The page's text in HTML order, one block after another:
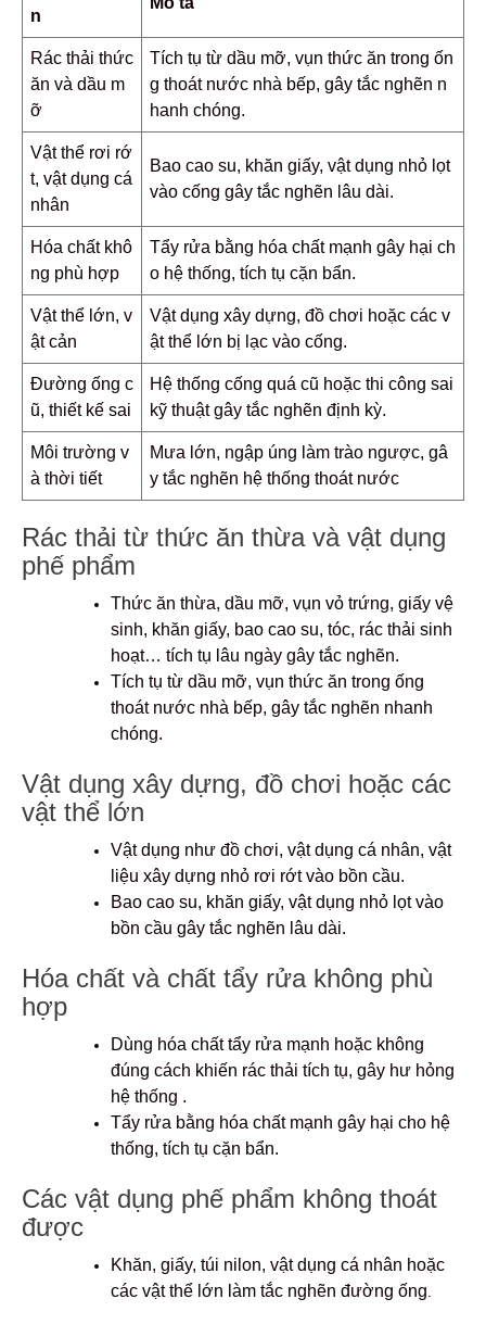
n
Rác thải thức
ăn và dầu m
ỡ
Tích tụ từ dầu mỡ, vụn thức ăn trong ốn
g thoát nước nhà bếp, gây tắc nghẽn n
hanh chóng.
Vật thể rơi rớ
t, vật dụng cá
nhân
Bao cao su, khăn giấy, vật dụng nhỏ lọt
vào cống gây tắc nghẽn lâu dài.
Hóa chất khô
ng phù hợp
Tẩy rửa bằng hóa chất mạnh gây hại ch
o hệ thống, tích tụ cặn bẩn.
Vật thể lớn, v
ật cản
Vật dụng xây dựng, đồ chơi hoặc các v
ật thể lớn bị lạc vào cống.
Đường ống c
ũ, thiết kế sai
Hệ thống cống quá cũ hoặc thi công sai
kỹ thuật gây tắc nghẽn định kỳ.
Môi trường v
à thời tiết
Mưa lớn, ngập úng làm trào ngược, gâ
y tắc nghẽn hệ thống thoát nước
Rác thải từ thức ăn thừa và vật dụng
phế phẩm
Thức ăn thừa, dầu mỡ, vụn vỏ trứng, giấy vệ
sinh, khăn giấy, bao cao su, tóc, rác thải sinh
hoạt… tích tụ lâu ngày gây tắc nghẽn.
Tích tụ từ dầu mỡ, vụn thức ăn trong ống
thoát nước nhà bếp, gây tắc nghẽn nhanh
chóng.
Vật dụng xây dựng, đồ chơi hoặc các
vật thể lớn
Vật dụng như đồ chơi, vật dụng cá nhân, vật
liệu xây dựng nhỏ rơi rớt vào bồn cầu.
Bao cao su, khăn giấy, vật dụng nhỏ lọt vào
bồn cầu gây tắc nghẽn lâu dài.
Hóa chất và chất tẩy rửa không phù
hợp
Dùng hóa chất tẩy rửa mạnh hoặc không
đúng cách khiến rác thải tích tụ, gây hư hỏng
hệ thống .
Tẩy rửa bằng hóa chất mạnh gây hại cho hệ
thống, tích tụ cặn bẩn.
Các vật dụng phế phẩm không thoát
được
Khăn, giấy, túi nilon, vật dụng cá nhân hoặc
các vật thể lớn làm tắc nghẽn đường ống